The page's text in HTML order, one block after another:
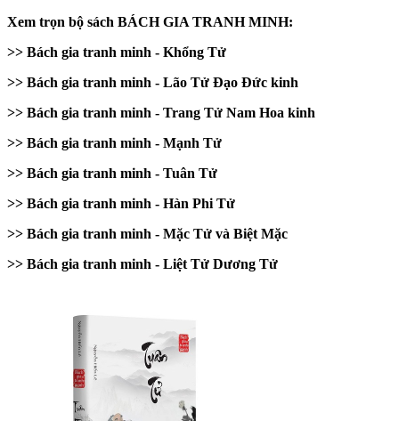
Xem trọn bộ sách BÁCH GIA TRANH MINH:
>> Bách gia tranh minh - Khổng Tử
>> Bách gia tranh minh - Lão Tử Đạo Đức kinh
>> Bách gia tranh minh - Trang Tử Nam Hoa kinh
>> Bách gia tranh minh - Mạnh Tử
>> Bách gia tranh minh - Tuân Tử
>> Bách gia tranh minh - Hàn Phi Tử
>> Bách gia tranh minh - Mặc Tử và Biệt Mặc
>> Bách gia tranh minh - Liệt Tử Dương Tử